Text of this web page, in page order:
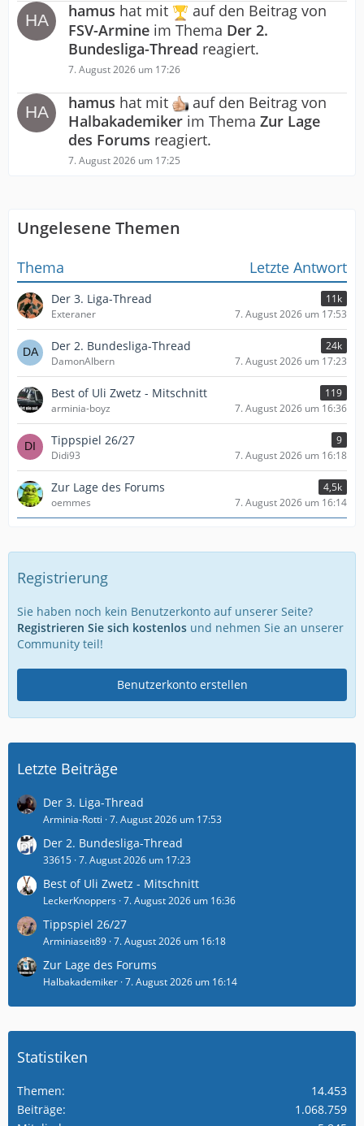
hamus hat mit
auf den Beitrag von
FSV-Armine im Thema Der 2.
Bundesliga-Thread reagiert.
7. August 2026 um 17:26
hamus hat mit
auf den Beitrag von
Halbakademiker im Thema Zur Lage
des Forums reagiert.
7. August 2026 um 17:25
Ungelesene Themen
Thema Letzte Antwort
Der 3. Liga-Thread
11k
Exteraner
7. August 2026 um 17:53
Der 2. Bundesliga-Thread
24k
DamonAlbern
7. August 2026 um 17:23
Best of Uli Zwetz - Mitschnitt
119
arminia-boyz
7. August 2026 um 16:36
Tippspiel 26/27
9
Didi93
7. August 2026 um 16:18
Zur Lage des Forums
4,5k
oemmes
7. August 2026 um 16:14
Registrierung
Sie haben noch kein Benutzerkonto auf unserer Seite?
Registrieren Sie sich kostenlos und nehmen Sie an unserer
Community teil!
Benutzerkonto erstellen
Letzte Beiträge
Der 3. Liga-Thread
Arminia-Rotti 7. August 2026 um 17:53
Der 2. Bundesliga-Thread
33615 7. August 2026 um 17:23
Best of Uli Zwetz - Mitschnitt
LeckerKnoppers 7. August 2026 um 16:36
Tippspiel 26/27
Arminiaseit89 7. August 2026 um 16:18
Zur Lage des Forums
Halbakademiker 7. August 2026 um 16:14
Statistiken
Themen
14.453
Beiträge
1.068.759